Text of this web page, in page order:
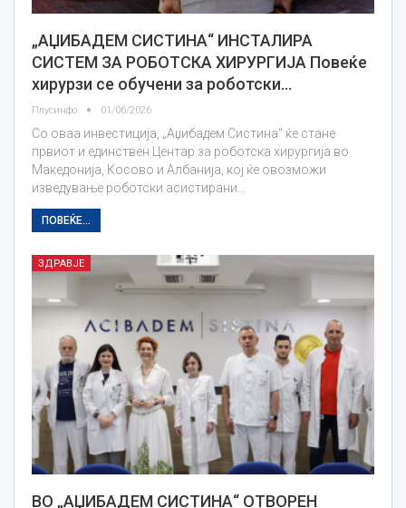
„АЏИБАДЕМ СИСТИНА“ ИНСТАЛИРА
СИСТЕМ ЗА РОБОТСКА ХИРУРГИЈА Повеќе
хирурзи се обучени за роботски…
Плусинфо 01/06/2026
Со оваа инвестиција, „Аџибадем Систина“ ќе стане
првиот и единствен Центар за роботска хирургија во
Македонија, Косово и Албанија, кој ќе овозможи
изведување роботски асистирани…
ПОВЕЌЕ...
ЗДРАВЈЕ
ВО „АЏИБАДЕМ СИСТИНА“ ОТВОРЕН